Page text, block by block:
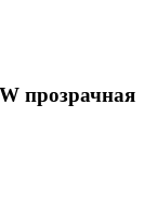
прозрачная